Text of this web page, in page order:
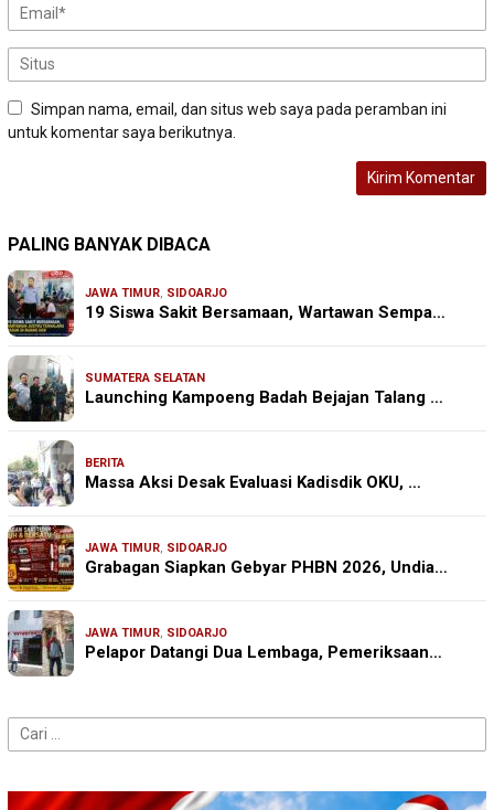
Simpan nama, email, dan situs web saya pada peramban ini
untuk komentar saya berikutnya.
PALING BANYAK DIBACA
JAWA TIMUR, SIDOARJO
19 Siswa Sakit Bersamaan, Wartawan Sempa…
SUMATERA SELATAN
Launching Kampoeng Badah Bejajan Talang …
BERITA
Massa Aksi Desak Evaluasi Kadisdik OKU, …
JAWA TIMUR, SIDOARJO
Grabagan Siapkan Gebyar PHBN 2026, Undia…
JAWA TIMUR, SIDOARJO
Pelapor Datangi Dua Lembaga, Pemeriksaan…
Cari
untuk: